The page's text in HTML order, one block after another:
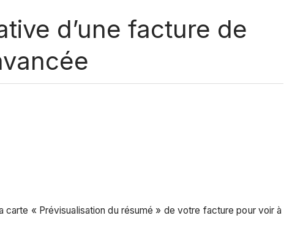
d’une facture de
« Prévisualisation du résumé » de votre facture pour voir à